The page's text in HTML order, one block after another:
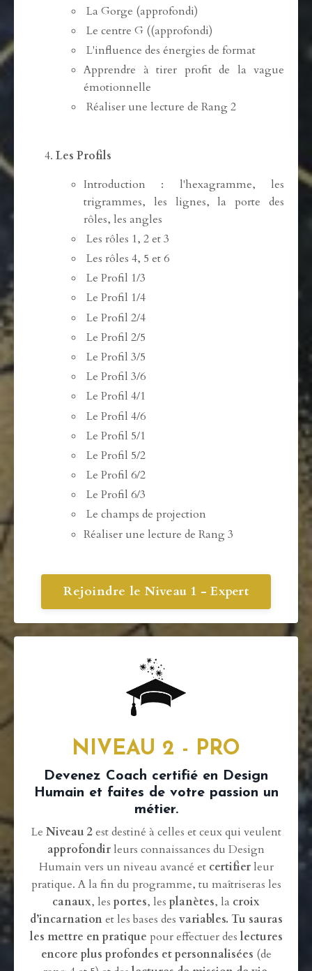
La Gorge (approfondi)
Le centre G ((approfondi)
L'influence des énergies de format
Apprendre à tirer profit de la vague
émotionnelle
Réaliser une lecture de Rang 2
Les Profils
Introduction : l'hexagramme, les
trigrammes, les lignes, la porte des
rôles, les angles
Les rôles 1, 2 et 3
Les rôles 4, 5 et 6
Le Profil 1/3
Le Profil 1/4
Le Profil 2/4
Le Profil 2/5
Le Profil 3/5
Le Profil 3/6
Le Profil 4/1
Le Profil 4/6
Le Profil 5/1
Le Profil 5/2
Le Profil 6/2
Le Profil 6/3
Le champs de projection
Réaliser une lecture de Rang 3
Rejoindre le Niveau 1 - Expert
NIVEAU 2 - PRO
Devenez Coach certifié en Design
Humain et faites de votre passion un
métier.
Le Niveau 2est destiné à celles et ceux qui veulent
approfondir leurs connaissances du Design
Humain vers un niveau avancé et certifierleur
pratique. A la fin du programme, tu maîtriseras les
canaux, les portes, les planètes, la croix
d’incarnationet les bases des variables. Tu sauras
les mettre en pratique pour effectuer des lectures
encore plus profondes et personnalisées (de